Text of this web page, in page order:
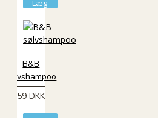
Læg
kurv
B&B
sølvshampoo
59 DKK